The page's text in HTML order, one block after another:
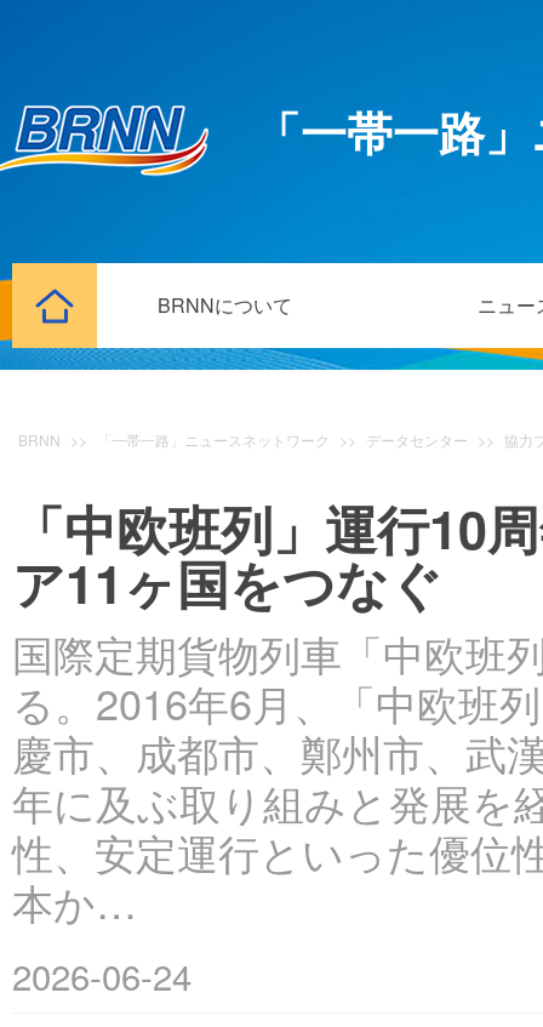
「一帯一路
BRNNについて ニュー
BRNN >> 「一帯一路」ニュースネットワーク >> データセンター >> 協力
「中欧班列」運行10
ア11ヶ国をつなぐ
国際定期貨物列車「中欧班
る。2016年6月、「中欧班
慶市、成都市、鄭州市、武
年に及ぶ取り組みと発展を
性、安定運行といった優位
本か…
2026-06-24